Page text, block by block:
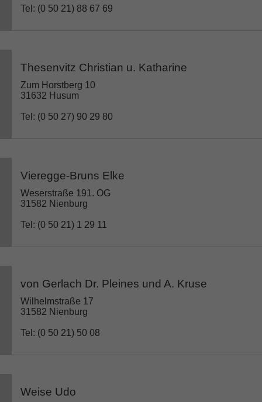
Tel: (0 50 21) 88 67 69
Thesenvitz Christian u. Katharine
Zum Horstberg 10
31632 Husum
Tel: (0 50 27) 90 29 80
Vieregge-Bruns Elke
Weserstraße 191. OG
31582 Nienburg
Tel: (0 50 21) 1 29 11
von Gerlach Dr. Pleines und A. Kruse
Wilhelmstraße 17
31582 Nienburg
Tel: (0 50 21) 50 08
Weise Udo